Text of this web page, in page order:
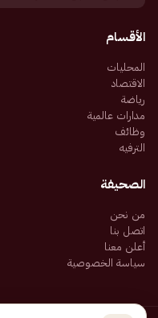
الأقسام
المحليات
الاقتصاد
رياضة
مدارات عالمية
وظائف
الترفيه
الصحيفة
من نحن
اتصل بنا
أعلن معنا
سياسة الخصوصية